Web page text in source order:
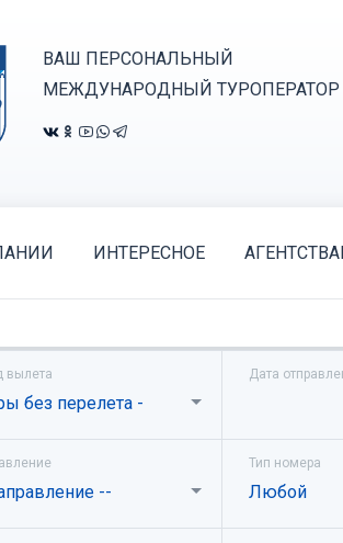
ВАШ ПЕРСОНАЛЬНЫЙ
МЕЖДУНАРОДНЫЙ ТУРОПЕРАТОР
ИНТЕРЕСНОЕ
без перелета -
вылета Дата
-- Любой
Тип номера